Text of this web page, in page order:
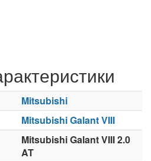
Mitsubishi
Mitsubishi Galant VIII
Mitsubishi Galant VIII 2.0
AT